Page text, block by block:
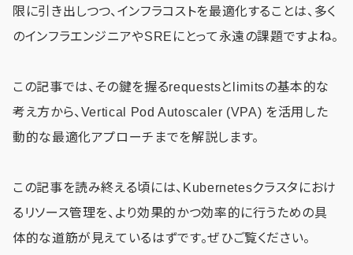
限に引き出しつつ、インフラコストを最適化することは、多く
のインフラエンジニアやSREにとって永遠の課題ですよね。
この記事では、その鍵を握るrequestsとlimitsの基本的な
考え方から、Vertical Pod Autoscaler (VPA) を活用した
動的な最適化アプローチまでを解説します。
この記事を読み終える頃には、Kubernetesクラスタにおけ
るリソース管理を、より効果的かつ効率的に行うための具
体的な道筋が見えているはずです。ぜひご覧ください。